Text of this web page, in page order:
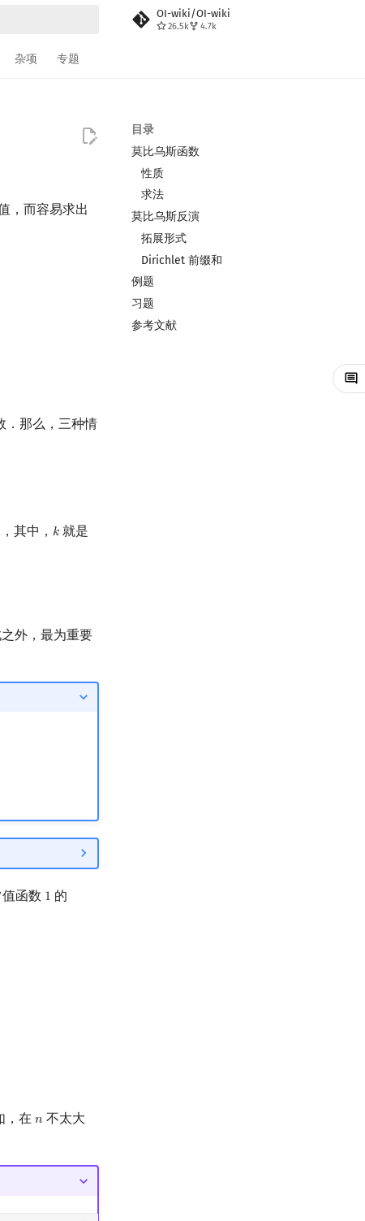
OI-wiki/OI-wiki
26.5k 4.7k
杂项 专题
目录
莫比乌斯函数
性质
求法
莫比乌斯反演
拓展形式
Dirichlet 前缀和
例题
习题
参考文献
，而容易求出
．那么，三种情
，其中， 𝑘
k就是
外，最为重要
函数 1
1 的
，在𝑛
n 不太大